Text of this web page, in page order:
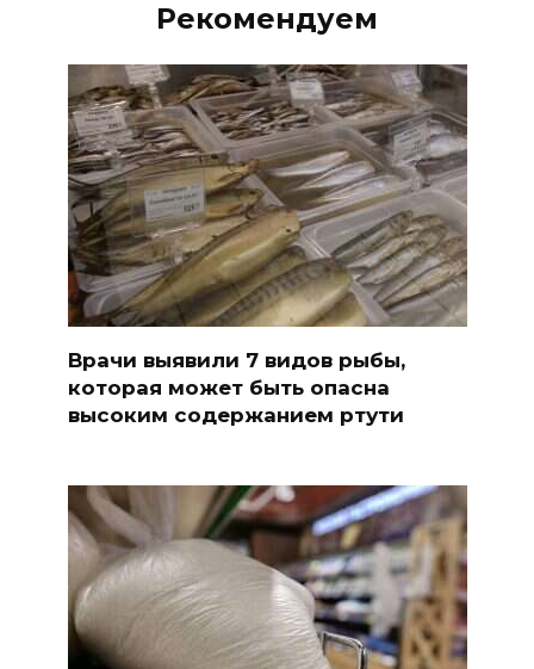
Рекомендуем
Врачи выявили 7 видов рыбы,
которая может быть опасна
высоким содержанием ртути